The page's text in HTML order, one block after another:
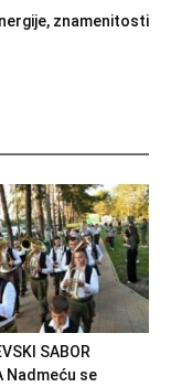
znamenitosti
SABOR
Nadmeću se